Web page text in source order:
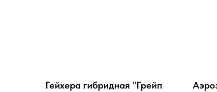
Гейхера гибридная "Грейп